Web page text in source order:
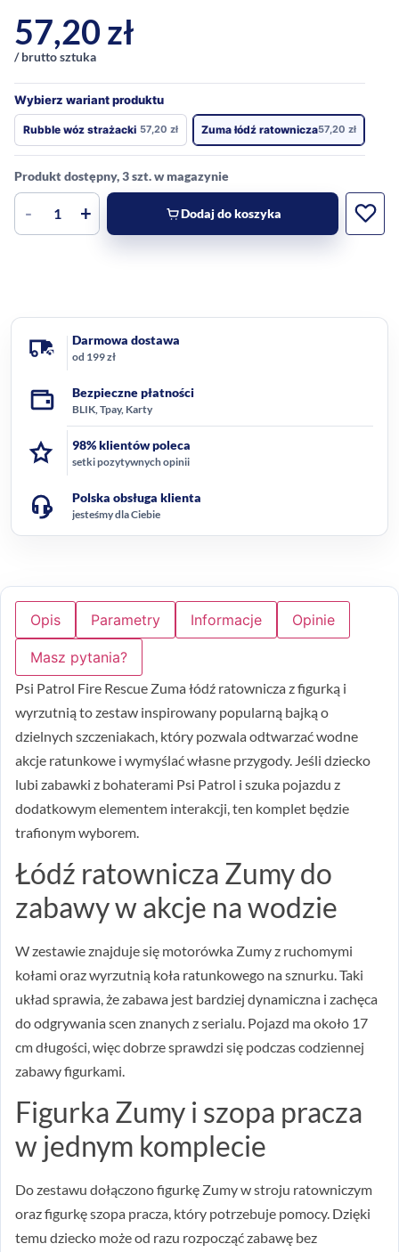
57,20zł
/ brutto sztuka
Wybierz wariant produktu
Rubble wóz strażacki 57,20 zł Zuma łódź ratownicza57,20 zł
Produkt dostępny, 3 szt. w magazynie
- + Dodaj do koszyka
Darmowa dostawa
od 199 zł
Bezpieczne płatności
BLIK, Tpay, Karty
98% klientów poleca
setki pozytywnych opinii
Polska obsługa klienta
jesteśmy dla Ciebie
Opis Parametry Informacje Opinie
Masz pytania?
Psi Patrol Fire Rescue Zuma łódź ratownicza z figurką i
wyrzutnią to zestaw inspirowany popularną bajką o
dzielnych szczeniakach, który pozwala odtwarzać wodne
akcje ratunkowe i wymyślać własne przygody. Jeśli dziecko
lubi zabawki z bohaterami Psi Patrol i szuka pojazdu z
dodatkowym elementem interakcji, ten komplet będzie
trafionym wyborem.
Łódź ratownicza Zumy do
zabawy w akcje na wodzie
W zestawie znajduje się motorówka Zumy z ruchomymi
kołami oraz wyrzutnią koła ratunkowego na sznurku. Taki
układ sprawia, że zabawa jest bardziej dynamiczna i zachęca
do odgrywania scen znanych z serialu. Pojazd ma około 17
cm długości, więc dobrze sprawdzi się podczas codziennej
zabawy figurkami.
Figurka Zumy i szopa pracza
w jednym komplecie
Do zestawu dołączono figurkę Zumy w stroju ratowniczym
oraz figurkę szopa pracza, który potrzebuje pomocy. Dzięki
temu dziecko może od razu rozpocząć zabawę bez